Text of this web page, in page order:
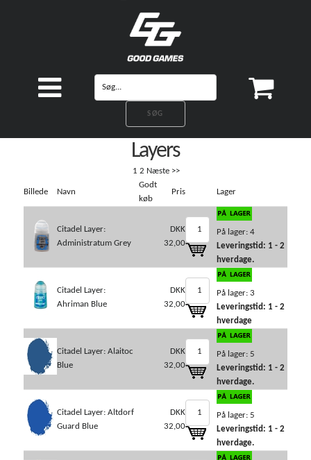
Layers
12 Næste >>
Billede Navn
Godt
køb
Pris Lager
Citadel Layer:
Administratum Grey
DKK
32,00
På lager: 4
Leveringstid: 1 - 2
hverdage.
Citadel Layer:
Ahriman Blue
DKK
32,00
På lager: 3
Leveringstid: 1 - 2
hverdage
Citadel Layer: Alaitoc
Blue
DKK
32,00
På lager: 5
Leveringstid: 1 - 2
hverdage.
Citadel Layer: Altdorf
Guard Blue
DKK
32,00
På lager: 5
Leveringstid: 1 - 2
hverdage.